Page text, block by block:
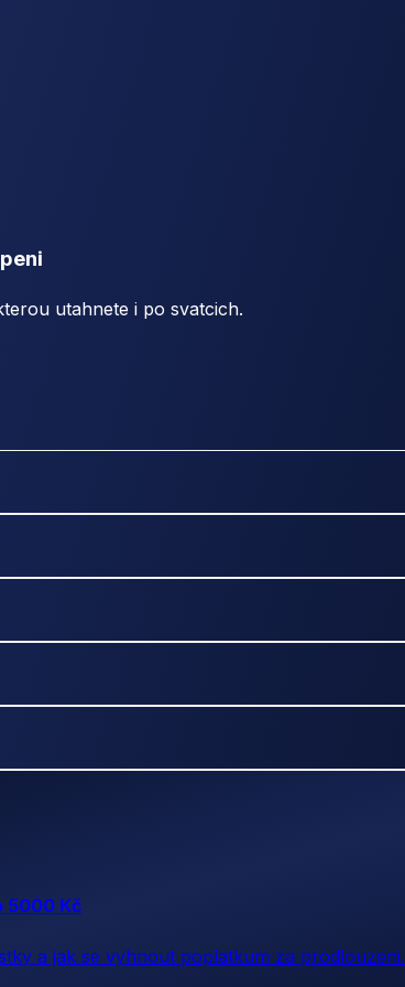
utahnete i po svatcich.
5000 Kč
a jak se vyhnout poplatkum za prodlouzeni.